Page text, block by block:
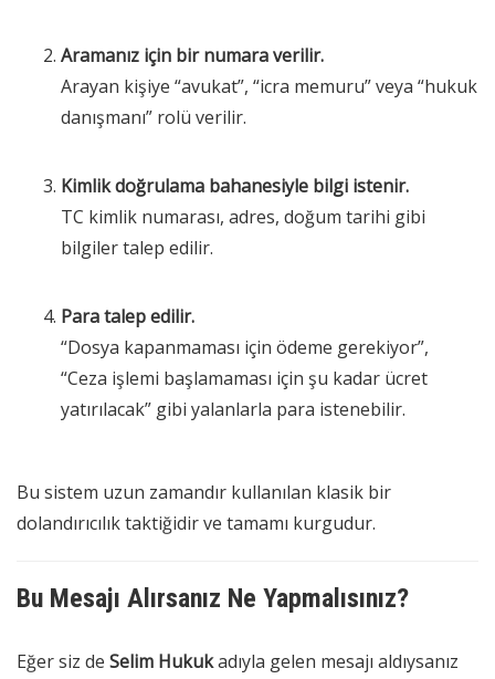
Aramanız için bir numara verilir.
Arayan kişiye “avukat”, “icra memuru” veya “hukuk
danışmanı” rolü verilir.
Kimlik doğrulama bahanesiyle bilgi istenir.
TC kimlik numarası, adres, doğum tarihi gibi
bilgiler talep edilir.
Para talep edilir.
“Dosya kapanmaması için ödeme gerekiyor”,
“Ceza işlemi başlamaması için şu kadar ücret
yatırılacak” gibi yalanlarla para istenebilir.
Bu sistem uzun zamandır kullanılan klasik bir
dolandırıcılık taktiğidir ve tamamı kurgudur.
Bu Mesajı Alırsanız Ne Yapmalısınız?
Eğer siz de Selim Hukukadıyla gelen mesajı aldıysanız